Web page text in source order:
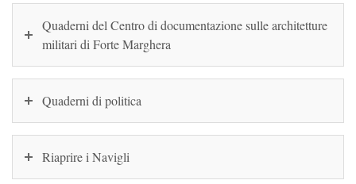
Quaderni del Centro di documentazione sulle architetture
militari di Forte Marghera
Quaderni di politica
Riaprire i Navigli